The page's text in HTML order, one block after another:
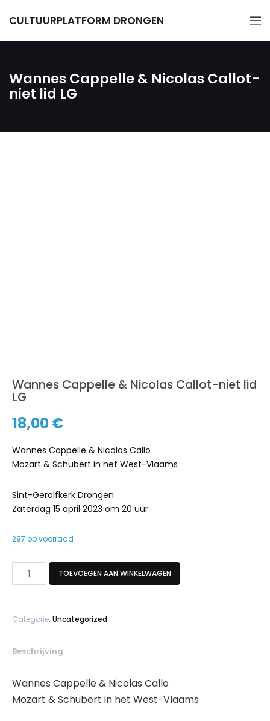
CULTUURPLATFORM DRONGEN
Wannes Cappelle & Nicolas Callot-
niet lid LG
Wannes Cappelle & Nicolas Callot-niet lid
LG
18,00€
Wannes Cappelle & Nicolas Callo
Mozart & Schubert in het West-Vlaams
Sint-Gerolfkerk Drongen
Zaterdag 15 april 2023 om 20 uur
297 op voorraad
Wannes
Callot-
lid
LG
TOEVOEGEN AAN WINKELWAGEN
Categorie: Uncategorized
Beschrijving
Wannes Cappelle & Nicolas Callo
Mozart & Schubert in het West-Vlaams